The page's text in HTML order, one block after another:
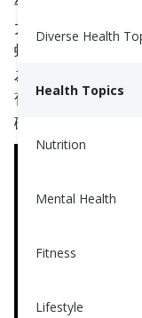
Diverse Health
Health Topics
Nutrition
Mental Health
Fitness
Lifestyle
太好了！這省了
蜂蜜或牛奶來裝
為這三種東西都
葡萄糖會非常迅
碳水化合物且數量